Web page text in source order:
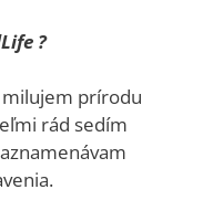
?
milujem prírodu
rád sedím